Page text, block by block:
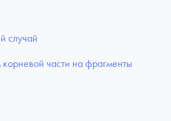
случай
корневой части на фрагменты